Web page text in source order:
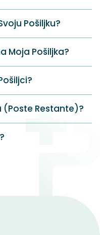
Pošiljku?
Moja Pošiljka?
(Poste Restante)?